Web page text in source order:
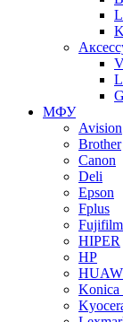
МФУ
Avision
Brother
Canon
Deli
Epson
Fplus
Fujifilm
HIPER
HP
Konica